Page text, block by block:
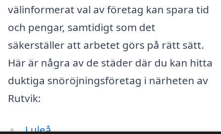
välinformerat val av företag kan spara tid
och pengar, samtidigt som det
säkerställer att arbetet görs på rätt sätt.
Här är några av de städer där du kan hitta
duktiga snöröjningsföretag i närheten av
Rutvik:
Luleå